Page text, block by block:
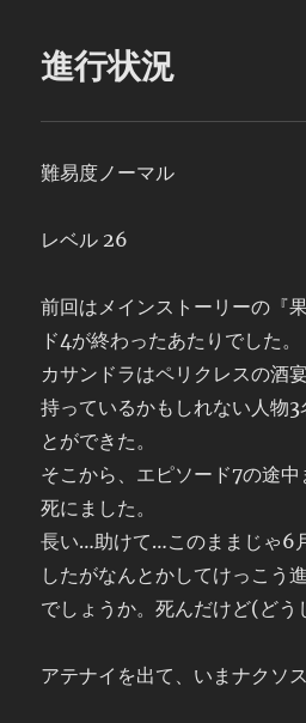
進行状況
難易度ノーマル
レベル 26
前回はメインストーリーの『
ド4が終わったあたりでした。
カサンドラはペリクレスの酒
持っているかもしれない人物
とができた。
そこから、エピソード7の途
死にました。
長い…助けて…このままじゃ6
したがなんとかしてけっこう
でしょうか。死んだけど(どう
アテナイを出て、いまナクソ